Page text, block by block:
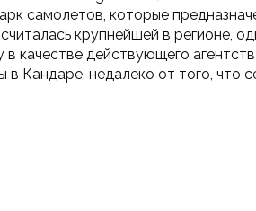
самолетов, которые
крупнейшей в регионе,
в качестве действующего
Кандаре, недалеко от того, что